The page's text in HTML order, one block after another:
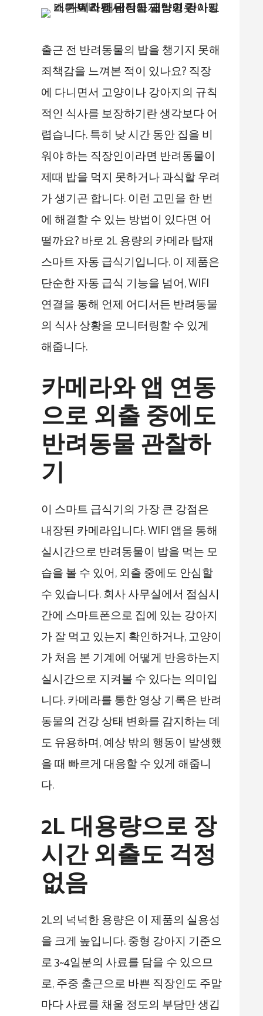
출근 전 반려동물의 밥을 챙기지 못해
죄책감을 느껴본 적이 있나요? 직장
에 다니면서 고양이나 강아지의 규칙
적인 식사를 보장하기란 생각보다 어
렵습니다. 특히 낮 시간 동안 집을 비
워야 하는 직장인이라면 반려동물이
제때 밥을 먹지 못하거나 과식할 우려
가 생기곤 합니다. 이런 고민을 한 번
에 해결할 수 있는 방법이 있다면 어
떨까요? 바로 2L 용량의 카메라 탑재
스마트 자동 급식기입니다. 이 제품은
단순한 자동 급식 기능을 넘어, WIFI
연결을 통해 언제 어디서든 반려동물
의 식사 상황을 모니터링할 수 있게
해줍니다.
카메라와 앱 연동
으로 외출 중에도
반려동물 관찰하
기
이 스마트 급식기의 가장 큰 강점은
내장된 카메라입니다. WIFI 앱을 통해
실시간으로 반려동물이 밥을 먹는 모
습을 볼 수 있어, 외출 중에도 안심할
수 있습니다. 회사 사무실에서 점심시
간에 스마트폰으로 집에 있는 강아지
가 잘 먹고 있는지 확인하거나, 고양이
가 처음 본 기계에 어떻게 반응하는지
실시간으로 지켜볼 수 있다는 의미입
니다. 카메라를 통한 영상 기록은 반려
동물의 건강 상태 변화를 감지하는 데
도 유용하며, 예상 밖의 행동이 발생했
을 때 빠르게 대응할 수 있게 해줍니
다.
2L 대용량으로 장
시간 외출도 걱정
없음
2L의 넉넉한 용량은 이 제품의 실용성
을 크게 높입니다. 중형 강아지 기준으
로 3~4일분의 사료를 담을 수 있으므
로, 주중 출근으로 바쁜 직장인도 주말
마다 사료를 채울 정도의 부담만 생깁